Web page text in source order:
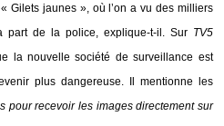
Gilets jaunes », où l’on a vu des milliers
part de la police, explique-t-il. Sur TV5
la nouvelle société de surveillance est
plus dangereuse. Il mentionne les
pour recevoir les images directement sur